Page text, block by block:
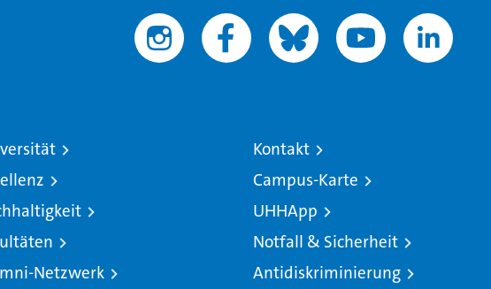
Netzwerk
Kontakt
Campus-Karte
UHHApp
Notfall & Sicherheit
Antidiskriminierung